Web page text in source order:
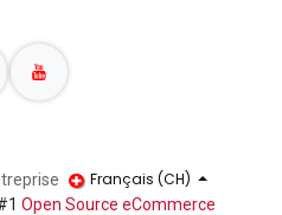
Français (CH)
Open Source eCommerce